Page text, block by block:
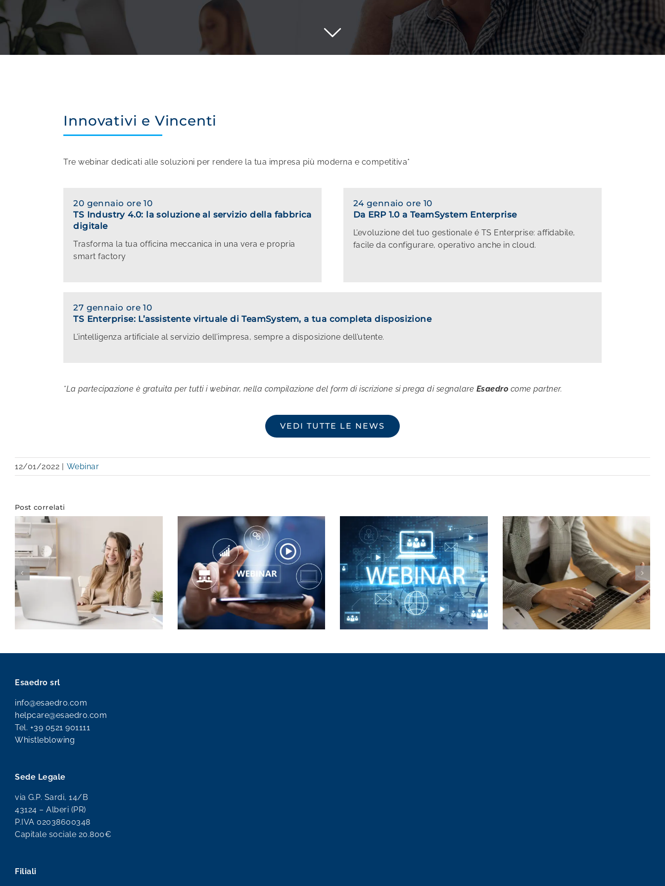
Innovativi e Vincenti
Tre webinar dedicati alle soluzioni per rendere la tua impresa più moderna e competitiva*
20 gennaio ore 10
TS Industry 4.0: la soluzione al servizio della fabbrica
digitale
Trasforma la tua officina meccanica in una vera e propria
smart factory
24 gennaio ore 10
Da ERP 1.0 a TeamSystem Enterprise
L’evoluzione del tuo gestionale é TS Enterprise: affidabile,
facile da configurare, operativo anche in cloud.
27 gennaio ore 10
TS Enterprise: L’assistente virtuale di TeamSystem, a tua completa disposizione
L’intelligenza artificiale al servizio dell’impresa, sempre a disposizione dell’utente.
*La partecipazione è gratuita per tutti i webinar, nella compilazione del form di iscrizione si prega di segnalare Esaedro come partner.
VEDI TUTTE LE NEWS
12/01/2022 Webinar
Post correlati
Webinar TeamSystem di
febbraio 2026
Webinar TeamSystem di
dicembre 2025
Webinar TeamSystem di
novembre 2025
Esaedro srl
info@esaedro.com
helpcare@esaedro.com
Tel. +39 0521 901111
Whistleblowing
Sede Legale
via G.P. Sardi, 14/B
43124 – Alberi (PR)
P.IVA 02038600348
Capitale sociale 20.800€
Filiali